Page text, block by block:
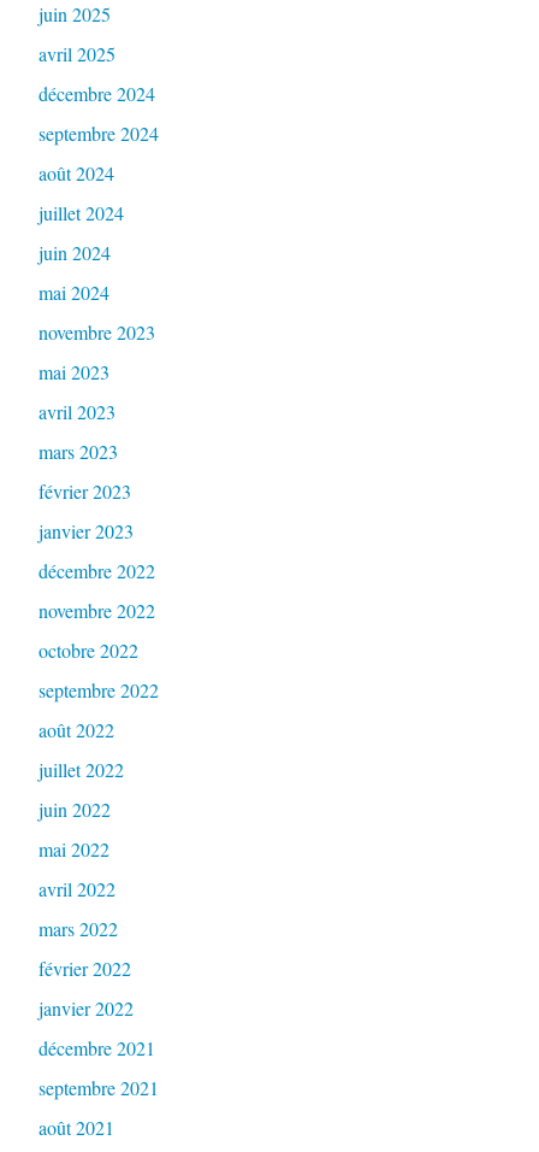
juin 2025
avril 2025
décembre 2024
septembre 2024
août 2024
juillet 2024
juin 2024
mai 2024
novembre 2023
mai 2023
avril 2023
mars 2023
février 2023
janvier 2023
décembre 2022
novembre 2022
octobre 2022
septembre 2022
août 2022
juillet 2022
juin 2022
mai 2022
avril 2022
mars 2022
février 2022
janvier 2022
décembre 2021
septembre 2021
août 2021